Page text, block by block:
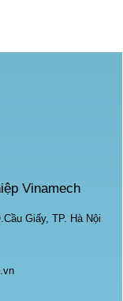
Vinamech
Giấy, TP. Hà Nội